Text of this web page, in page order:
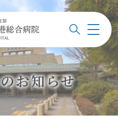
メ
ュ
ー
お知らせ